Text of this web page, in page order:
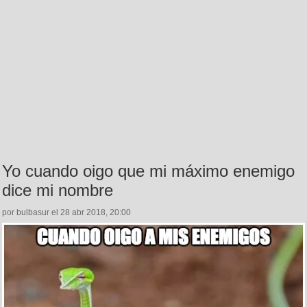
Yo cuando oigo que mi máximo enemigo
dice mi nombre
por bulbasur el 28 abr 2018, 20:00